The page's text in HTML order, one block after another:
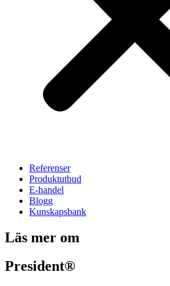
Referenser
Produktutbud
E-handel
Blogg
Kunskapsbank
Läs mer om
President®